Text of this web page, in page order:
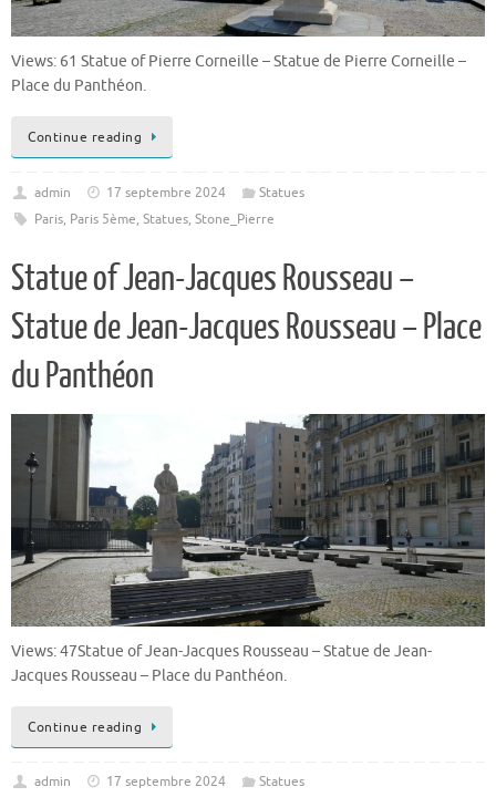
Views: 61 Statue of Pierre Corneille – Statue de Pierre Corneille –
Place du Panthéon.
Continue reading
admin 17 septembre 2024
Statues
Paris, Paris 5ème, Statues, Stone_Pierre
Statue of Jean-Jacques Rousseau –
Statue de Jean-Jacques Rousseau – Place
du Panthéon
Views: 47Statue of Jean-Jacques Rousseau – Statue de Jean-
Jacques Rousseau – Place du Panthéon.
Continue reading
admin 17 septembre 2024 Statues